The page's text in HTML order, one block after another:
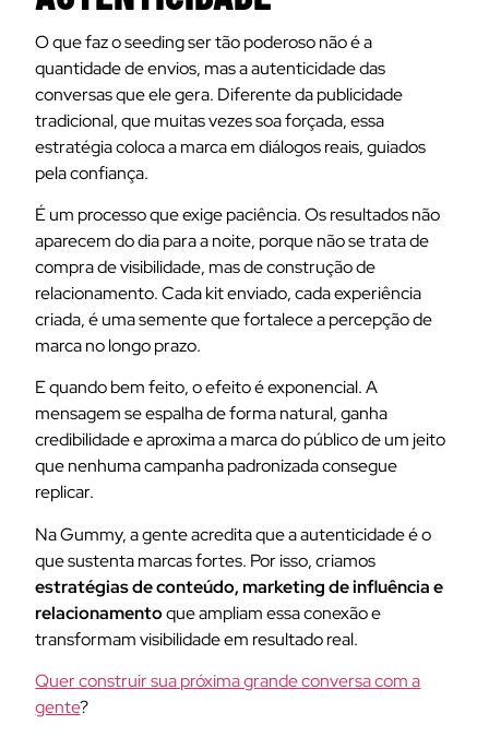
O que faz o seeding ser tão poderoso não é a
quantidade de envios, mas a autenticidade das
conversas que ele gera. Diferente da publicidade
tradicional, que muitas vezes soa forçada, essa
estratégia coloca a marca em diálogos reais, guiados
pela confiança.
É um processo que exige paciência. Os resultados não
aparecem do dia para a noite, porque não se trata de
compra de visibilidade, mas de construção de
relacionamento. Cada kit enviado, cada experiência
criada, é uma semente que fortalece a percepção de
marca no longo prazo.
E quando bem feito, o efeito é exponencial. A
mensagem se espalha de forma natural, ganha
credibilidade e aproxima a marca do público de um jeito
que nenhuma campanha padronizada consegue
replicar.
Na Gummy, a gente acredita que a autenticidade é o
que sustenta marcas fortes. Por isso, criamos
estratégias de conteúdo, marketing de influência e
relacionamentoque ampliam essa conexão e
transformam visibilidade em resultado real.
Quer construir sua próxima grande conversa com a
gente?